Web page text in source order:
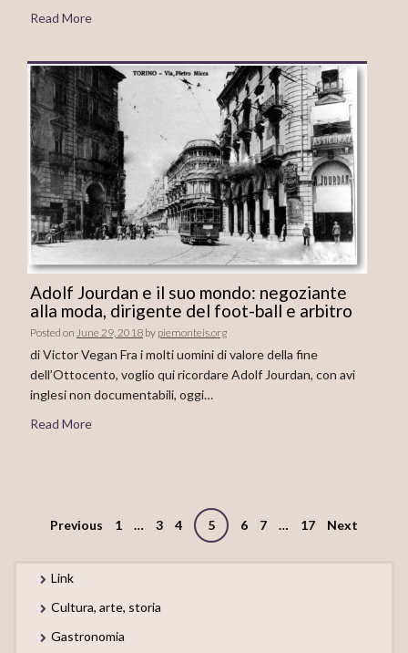
Read More
Adolf Jourdan e il suo mondo: negoziante
alla moda, dirigente del foot-ball e arbitro
Posted on June 29, 2018 by piemonteis.org
di Victor Vegan Fra i molti uomini di valore della fine
dell’Ottocento, voglio qui ricordare Adolf Jourdan, con avi
inglesi non documentabili, oggi…
Read More
Posts
Previous 1 … 3 4 5 6 7 … 17 Next
Link
Cultura, arte, storia
Gastronomia